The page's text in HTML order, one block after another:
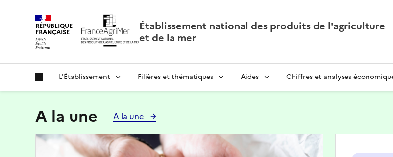
RÉPUBLIQUE
FRANÇAISE
Établissement national des produits de l'agriculture
et de la mer
L'Établissement Filières et thématiques Aides Chiffres et analyses
A la une A la une
Image